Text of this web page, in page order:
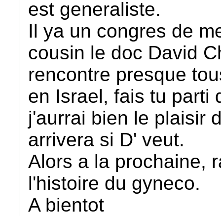
est generaliste.
Il ya un congres de
cousin le doc David
rencontre presque
en Israel, fais tu parti
j'aurrai bien le plaisir
arrivera si D' veut.
Alors a la prochaine,
l'histoire du gyneco.
A bientot